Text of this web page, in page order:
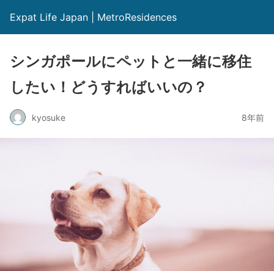
Expat Life Japan | MetroResidences
シンガポールにペットと一緒に移住
したい！どうすればいいの？
kyosuke 8年前